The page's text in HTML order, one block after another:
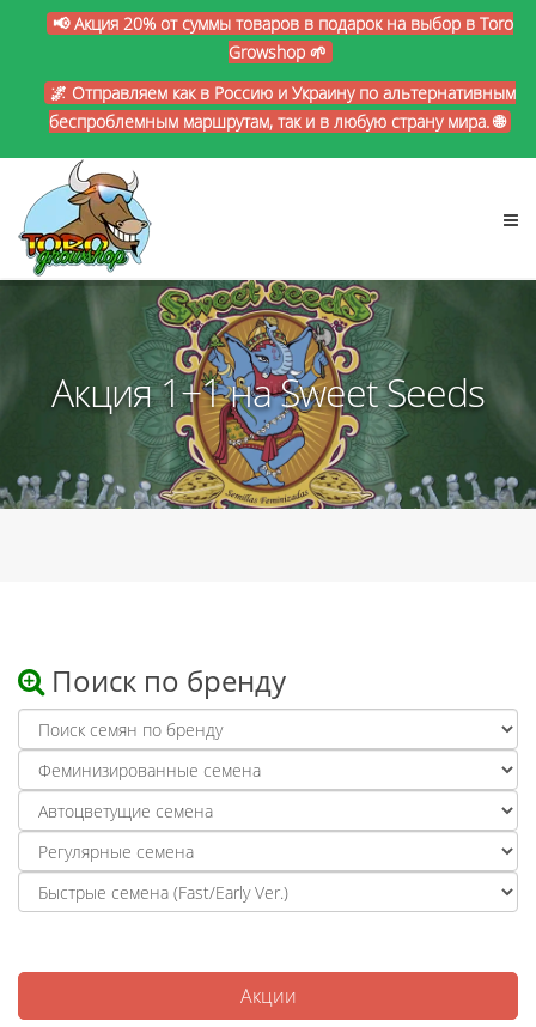
📢 Акция 20% от суммы товаров в подарок на выбор в Toro
Growshop 🌱
🌌 Отправляем как в Россию и Украину по альтернативным
беспроблемным маршрутам, так и в любую страну мира. 🌐
Акция 1+1 на Sweet Seeds
Поиск по бренду
Акции